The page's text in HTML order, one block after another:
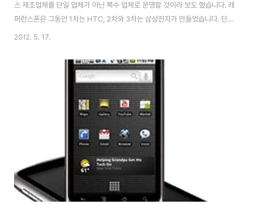
스 제조업체를 단일 업체가 아닌 복수 업체로 운영할 것이라 보도 했습니다. 레
퍼런스폰은 그동안 1차는 HTC, 2차와 3차는 삼성전자가 만들었습니다. 단일
회사 생산 체제였는데 복수 체제(멀티벤더화, Multi Vendor system)로 바
할 것이라는 소문도 많았습니다. 많은 돈을 들여 인수한 모토로라의 모바일 디
바이스 사업을 어떻게든 활용 또는 발전 시킬 필요가 있었기 때문입니다. 그러
나 모토로라에 레퍼런스 폰 생산을 맡기는 경우 구글의 모바일 디바이스 사업
직접 참여 의미가 있습니다. 만약 모토로라가 단독으로 구글의 레퍼런스폰을
생산 한다면 그동안 긴밀한..
2012. 5. 17.